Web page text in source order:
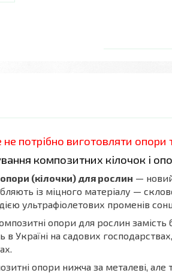
не потрібно виготовляти опори
композитних кілочок і
(кілочки) для рослин —
із міцного матеріалу —
ультрафіолетових променів
опори для рослин
в Україні на садових
опори нижча за металеві, але